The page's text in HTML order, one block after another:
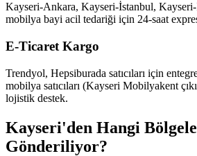
Kayseri-Ankara, Kayseri-İstanbul,
mobilya bayi acil tedariği için 24-saat
E-Ticaret Kargo
Trendyol, Hepsiburada satıcıları için
mobilya satıcıları (Kayseri Mobilyakent
lojistik destek.
Kayseri'den Hangi
Gönderiliyor?